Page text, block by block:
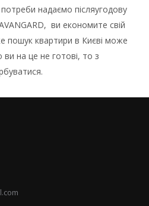
надаємо післяугодову
ви економите свій
пошук квартири в Києві може
на це не готові, то з